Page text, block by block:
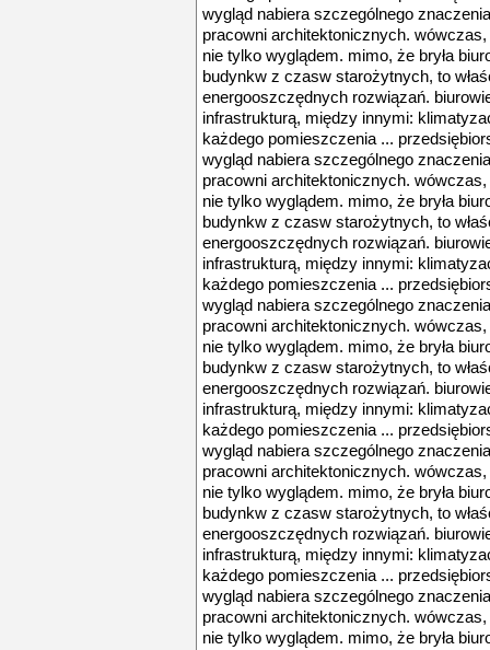
wygląd nabiera szczególnego
pracowni architektonicznych.
nie tylko wyglądem. mimo, że bryła
budynkw z czasw starożytnych, to
energooszczędnych rozwiązań.
infrastrukturą, między innymi:
każdego pomieszczenia ...
wygląd nabiera szczególnego
pracowni architektonicznych.
nie tylko wyglądem. mimo, że bryła
budynkw z czasw starożytnych, to
energooszczędnych rozwiązań.
infrastrukturą, między innymi:
każdego pomieszczenia ...
wygląd nabiera szczególnego
pracowni architektonicznych.
nie tylko wyglądem. mimo, że bryła
budynkw z czasw starożytnych, to
energooszczędnych rozwiązań.
infrastrukturą, między innymi:
każdego pomieszczenia ...
wygląd nabiera szczególnego
pracowni architektonicznych.
nie tylko wyglądem. mimo, że bryła
budynkw z czasw starożytnych, to
energooszczędnych rozwiązań.
infrastrukturą, między innymi:
każdego pomieszczenia ...
wygląd nabiera szczególnego
pracowni architektonicznych.
nie tylko wyglądem. mimo, że bryła